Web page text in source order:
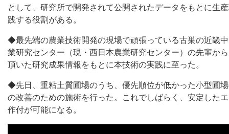
として、研究所で開発されて公開されたデータをもとに生
践する役割がある。
◆最先端の農業技術開発の現場で頑張っている古巣の近畿
業研究センター（現・西日本農業研究センター）の先輩か
頂いた研究成果情報をもとに本技術の実践に至った。
◆先日、重粘土質圃場のうち、優先順位が低かった小型圃
の改善のための施術を行った。これでしばらく、安定した
作付が可能になる。